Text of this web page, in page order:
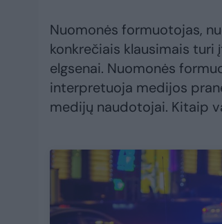
Nuomonės formuotojas,
konkrečiais klausimais
elgsenai. Nuomonės
interpretuoja medijos
medijų naudotojai. Kitaip